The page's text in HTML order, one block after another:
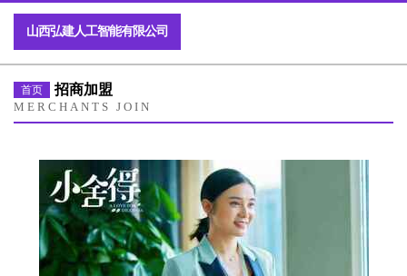
山西弘建人工智能有限公司
首页 招商加盟
MERCHANTS JOIN